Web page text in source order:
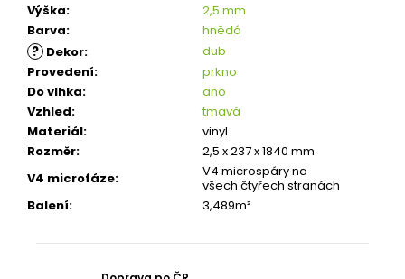
Výška:
2,5 mm
Barva: hnědá
? Dekor:
dub
Provedení:
prkno
Do vlhka:
ano
Vzhled:
tmavá
Materiál:
vinyl
Rozměr:
2,5 x 237 x 1840 mm
V4 microfáze:
V4 microspáry na
všech čtyřech stranách
Balení: 3,489m²